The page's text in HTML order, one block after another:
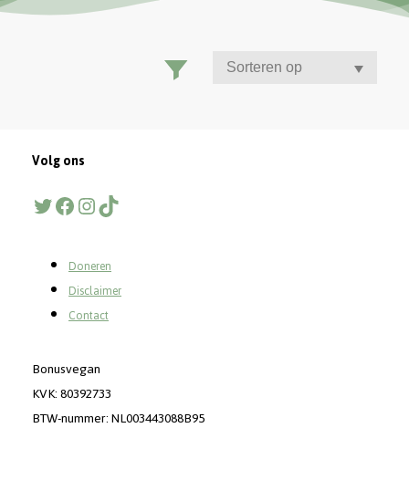
Volg ons
Twitter
Facebook
Instagram
TikTok
Doneren
Disclaimer
Contact
Bonusvegan
KVK: 80392733
BTW-nummer: NL003443088B95